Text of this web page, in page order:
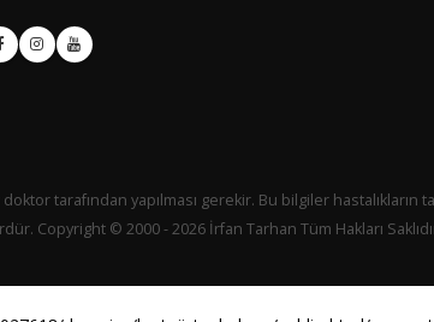
tarafından yapılması gerekir. Bu bilgiler hastalıkların
Copyright © 2000 - 2026 İrfan Tarhan Tüm Hakları